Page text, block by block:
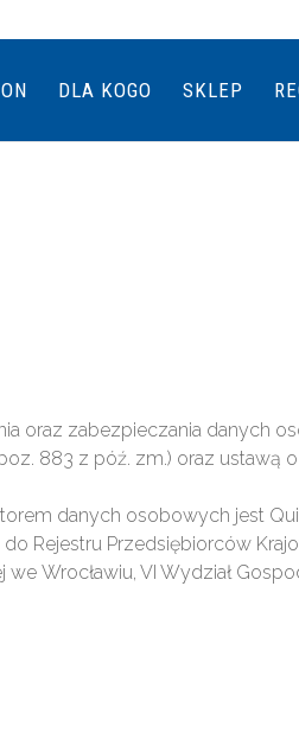
DLA KOGO SKLEP
oraz zabezpieczania danych
883 z póź. zm.) oraz ustawą
danych osobowych jest
Rejestru Przedsiębiorców
Wrocławiu, VI Wydział